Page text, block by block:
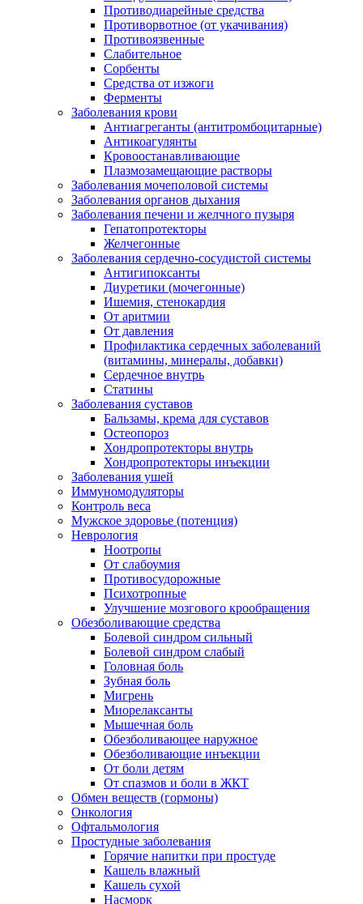
Противодиарейные средства
Противорвотное (от укачивания)
Противоязвенные
Слабительное
Сорбенты
Средства от изжоги
Ферменты
Заболевания крови
Антиагреганты (антитромбоцитарные)
Антикоагулянты
Кровоостанавливающие
Плазмозамещающие растворы
Заболевания мочеполовой системы
Заболевания органов дыхания
Заболевания печени и желчного пузыря
Гепатопротекторы
Желчегонные
Заболевания сердечно-сосудистой системы
Антигипоксанты
Диуретики (мочегонные)
Ишемия, стенокардия
От аритмии
От давления
Профилактика сердечных заболеваний
(витамины, минералы, добавки)
Сердечное внутрь
Статины
Заболевания суставов
Бальзамы, крема для суставов
Остеопороз
Хондропротекторы внутрь
Хондропротекторы инъекции
Заболевания ушей
Иммуномодуляторы
Контроль веса
Мужское здоровье (потенция)
Неврология
Ноотропы
От слабоумия
Противосудорожные
Психотропные
Улучшение мозгового крообращения
Обезболивающие средства
Болевой синдром сильный
Болевой синдром слабый
Головная боль
Зубная боль
Мигрень
Миорелаксанты
Мышечная боль
Обезболивающее наружное
Обезболивающие инъекции
От боли детям
От спазмов и боли в ЖКТ
Обмен веществ (гормоны)
Онкология
Офтальмология
Простудные заболевания
Горячие напитки при простуде
Кашель влажный
Кашель сухой
Насморк